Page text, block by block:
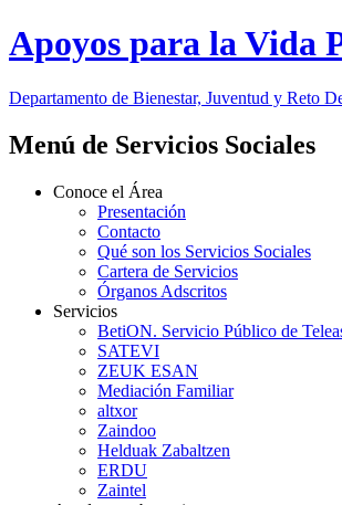
Apoyos para la Vida
Departamento de Bienestar, Juventud y Reto
Menú de Servicios Sociales
Conoce el Área
Presentación
Contacto
Qué son los Servicios Sociales
Cartera de Servicios
Órganos Adscritos
Servicios
BetiON. Servicio Público de
SATEVI
ZEUK ESAN
Mediación Familiar
altxor
Zaindoo
Helduak Zabaltzen
ERDU
Zaintel